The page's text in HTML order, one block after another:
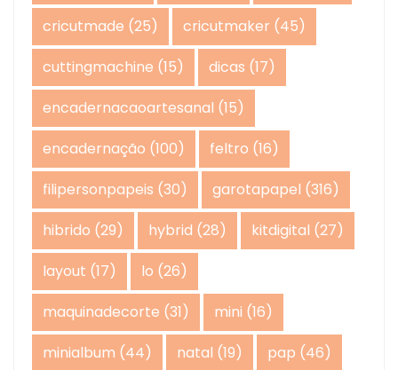
cricutmade (25) cricutmaker (45)
cuttingmachine (15) dicas (17)
encadernacaoartesanal (15)
encadernação (100) feltro (16)
filipersonpapeis (30) garotapapel (316)
hibrido (29) hybrid (28) kitdigital (27)
layout (17) lo (26)
maquinadecorte (31) mini (16)
minialbum (44) natal (19) pap (46)